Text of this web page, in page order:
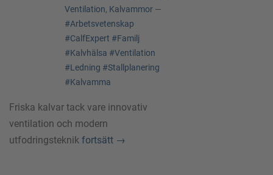
Ventilation, Kalvammor —
#Arbetsvetenskap
#CalfExpert #Familj
#Kalvhälsa #Ventilation
#Ledning #Stallplanering
#Kalvamma
Friska kalvar tack vare innovativ
ventilation och modern
utfodringsteknik fortsätt →